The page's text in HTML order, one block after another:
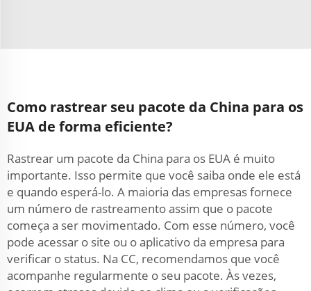
Como rastrear seu pacote da China para os
EUA de forma eficiente?
Rastrear um pacote da China para os EUA é muito
importante. Isso permite que você saiba onde ele está
e quando esperá-lo. A maioria das empresas fornece
um número de rastreamento assim que o pacote
começa a ser movimentado. Com esse número, você
pode acessar o site ou o aplicativo da empresa para
verificar o status. Na CC, recomendamos que você
acompanhe regularmente o seu pacote. Às vezes,